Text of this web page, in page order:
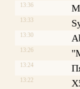
13:36
13:33
13:30
13:26
13:24
13:22